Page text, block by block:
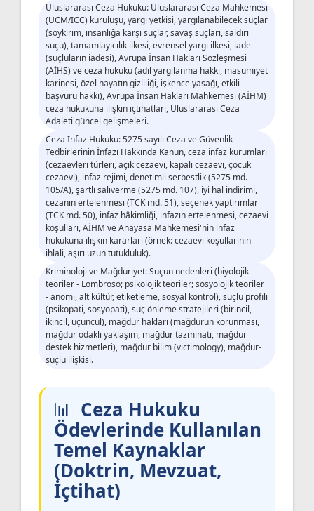
Uluslararası Ceza Hukuku: Uluslararası Ceza Mahkemesi
(UCM/ICC) kuruluşu, yargı yetkisi, yargılanabilecek suçlar
(soykırım, insanlığa karşı suçlar, savaş suçları, saldırı
suçu), tamamlayıcılık ilkesi, evrensel yargı ilkesi, iade
(suçluların iadesi), Avrupa İnsan Hakları Sözleşmesi
(AİHS) ve ceza hukuku (adil yargılanma hakkı, masumiyet
karinesi, özel hayatın gizliliği, işkence yasağı, etkili
başvuru hakkı), Avrupa İnsan Hakları Mahkemesi (AİHM)
ceza hukukuna ilişkin içtihatları, Uluslararası Ceza
Adaleti güncel gelişmeleri.
Ceza İnfaz Hukuku: 5275 sayılı Ceza ve Güvenlik
Tedbirlerinin İnfazı Hakkında Kanun, ceza infaz kurumları
(cezaevleri türleri, açık cezaevi, kapalı cezaevi, çocuk
cezaevi), infaz rejimi, denetimli serbestlik (5275 md.
105/A), şartlı salıverme (5275 md. 107), iyi hal indirimi,
cezanın ertelenmesi (TCK md. 51), seçenek yaptırımlar
(TCK md. 50), infaz hâkimliği, infazın ertelenmesi, cezaevi
koşulları, AİHM ve Anayasa Mahkemesi'nin infaz
hukukuna ilişkin kararları (örnek: cezaevi koşullarının
ihlali, aşırı uzun tutukluluk).
Kriminoloji ve Mağduriyet: Suçun nedenleri (biyolojik
teoriler - Lombroso; psikolojik teoriler; sosyolojik teoriler
- anomi, alt kültür, etiketleme, sosyal kontrol), suçlu profili
(psikopati, sosyopati), suç önleme stratejileri (birincil,
ikincil, üçüncül), mağdur hakları (mağdurun korunması,
mağdur odaklı yaklaşım, mağdur tazminatı, mağdur
destek hizmetleri), mağdur bilim (victimology), mağdur-
suçlu ilişkisi.
Ceza Hukuku
Ödevlerinde Kullanılan
Temel Kaynaklar
(Doktrin, Mevzuat,
İçtihat)